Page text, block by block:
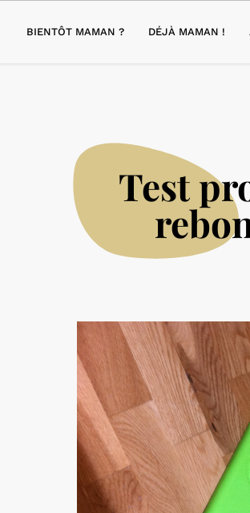
BIENTÔT MAMAN ? DÉJÀ MAMAN !
Test